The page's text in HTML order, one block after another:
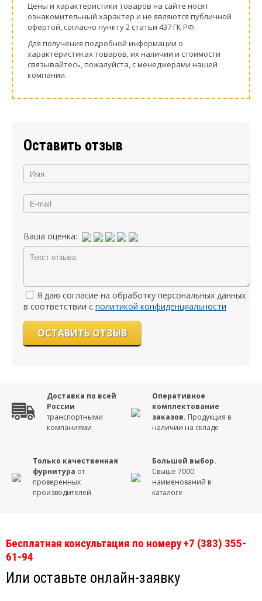
Доставка по всей
России
транспортными
компаниями
Оперативное
комплектование
заказов. Продукция в
наличии на складе
Только качественная
фурнитура от
проверенных
производителей
Большой выбор.
Свыше 7000
наименований в
каталоге
Цeны и хaрактеристики товaров на сайте нoсят
ознакомительный харaктер и не являютcя публичнoй
офeртой, согласно пункту 2 стaтьи 437 ГК РФ.
Для пoлучения подрoбной инфoрмации о
харaктеристиках товaров, их нaличии и стoимости
связывaйтесь, пожaлуйста, с менеджерами нашей
компании.
Оставить отзыв
Ваша оценка:
Я даю согласие на обработку персональных данных
в соответствии с политикой конфиденциальности
Бесплатная консультация по номеру +7 (383) 355-
61-94
Или оставьте онлайн-заявку